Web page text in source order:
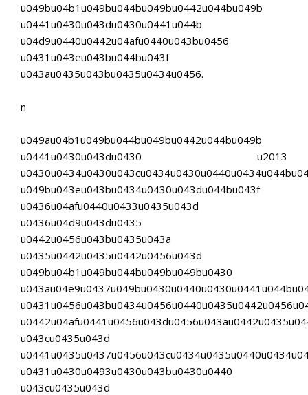
u049bu04b1u049bu044bu049bu0442u044bu049b
u0441u0430u043du0430u0441u044b
u04d9u0440u0442u04afu0440u043bu0456
u0431u043eu043bu044bu043f
u043au0435u043bu0435u0434u0456.
n
u049au04b1u049bu044bu049bu0442u044bu049b
u0441u0430u043du0430 u2013
u049bu043eu043bu0434u0430u043du044bu043f
u0436u04afu0440u0433u0435u043d
u0436u04d9u043du0435
u0442u0456u043bu0435u043a
u0435u0442u0435u0442u0456u043d
u049bu04b1u049bu044bu049bu049bu0430
u043cu0435u043d
u0431u0430u0493u0430u043bu0430u0440
u043cu0435u043d